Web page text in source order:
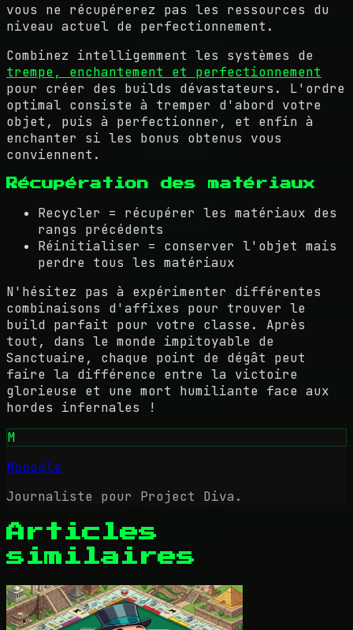
vous ne récupérerez pas les ressources du
niveau actuel de perfectionnement.
Combinez intelligemment les systèmes de
trempe, enchantement et perfectionnement
pour créer des builds dévastateurs. L'ordre
optimal consiste à tremper d'abord votre
objet, puis à perfectionner, et enfin à
enchanter si les bonus obtenus vous
conviennent.
Récupération des matériaux
Recycler = récupérer les matériaux des
rangs précédents
Réinitialiser = conserver l'objet mais
perdre tous les matériaux
N'hésitez pas à expérimenter différentes
combinaisons d'affixes pour trouver le
build parfait pour votre classe. Après
tout, dans le monde impitoyable de
Sanctuaire, chaque point de dégât peut
faire la différence entre la victoire
glorieuse et une mort humiliante face aux
hordes infernales !
M
Mooogle
Journaliste pour Project Diva.
Articles
similaires